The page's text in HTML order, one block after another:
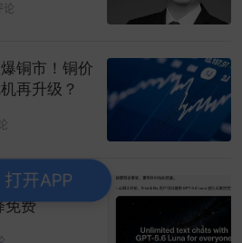
论
铜市！铜价
再升级？
三倍，打
免费
打开APP